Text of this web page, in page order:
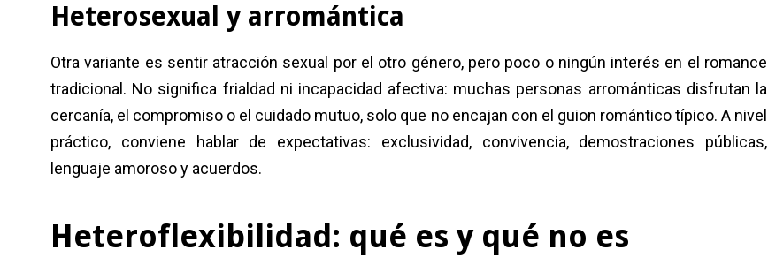
Heterosexual y arromántica
Otra variante es sentir atracción sexual por el otro género, pero poco o ningún interés en el romance
tradicional. No significa frialdad ni incapacidad afectiva: muchas personas arrománticas disfrutan la
cercanía, el compromiso o el cuidado mutuo, solo que no encajan con el guion romántico típico. A nivel
práctico, conviene hablar de expectativas: exclusividad, convivencia, demostraciones públicas,
lenguaje amoroso y acuerdos.
Heteroflexibilidad: qué es y qué no es